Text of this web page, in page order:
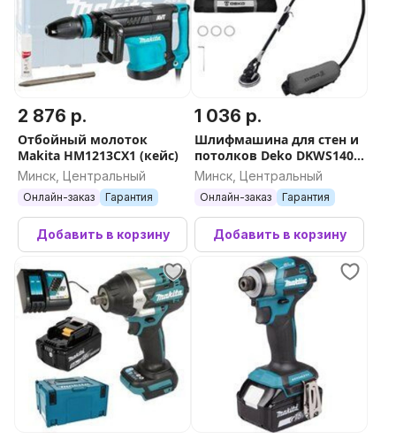
2 876 р.
Отбойный молоток
Makita HM1213CX1 (кейс)
Минск, Центральный
Онлайн-заказ Гарантия
Добавить в корзину
1 036 р.
Шлифмашина для стен и
потолков Deko DKWS1400
Pro 085-1062 (сумка)
Минск, Центральный
Онлайн-заказ Гарантия
Добавить в корзину